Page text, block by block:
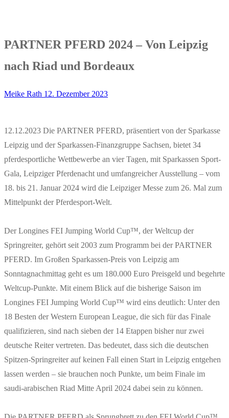
PARTNER PFERD 2024 – Von Leipzig
nach Riad und Bordeaux
Meike Rath 12. Dezember 2023
12.12.2023 Die PARTNER PFERD, präsentiert von der Sparkasse
Leipzig und der Sparkassen-Finanzgruppe Sachsen, bietet 34
pferdesportliche Wettbewerbe an vier Tagen, mit Sparkassen Sport-
Gala, Leipziger Pferdenacht und umfangreicher Ausstellung – vom
18. bis 21. Januar 2024 wird die Leipziger Messe zum 26. Mal zum
Mittelpunkt der Pferdesport-Welt.
Der Longines FEI Jumping World Cup™, der Weltcup der
Springreiter, gehört seit 2003 zum Programm bei der PARTNER
PFERD. Im Großen Sparkassen-Preis von Leipzig am
Sonntagnachmittag geht es um 180.000 Euro Preisgeld und begehrte
Weltcup-Punkte. Mit einem Blick auf die bisherige Saison im
Longines FEI Jumping World Cup™ wird eins deutlich: Unter den
18 Besten der Western European League, die sich für das Finale
qualifizieren, sind nach sieben der 14 Etappen bisher nur zwei
deutsche Reiter vertreten. Das bedeutet, dass sich die deutschen
Spitzen-Springreiter auf keinen Fall einen Start in Leipzig entgehen
lassen werden – sie brauchen noch Punkte, um beim Finale im
saudi-arabischen Riad Mitte April 2024 dabei sein zu können.